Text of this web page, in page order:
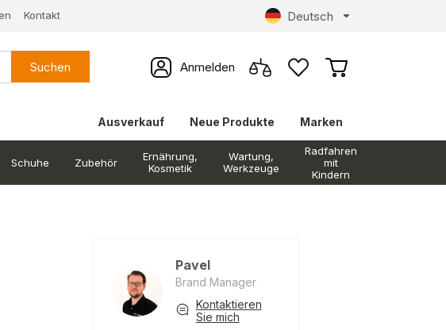
Kontakt Deutsch
Suchen Anmelden
Ausverkauf Neue Produkte Marken
Schuhe Zubehör
Ernährung,
Kosmetik
Wartung,
Werkzeuge
Radfahren
mit
Kindern
Pavel
Brand Manager
Kontaktieren
Sie mich